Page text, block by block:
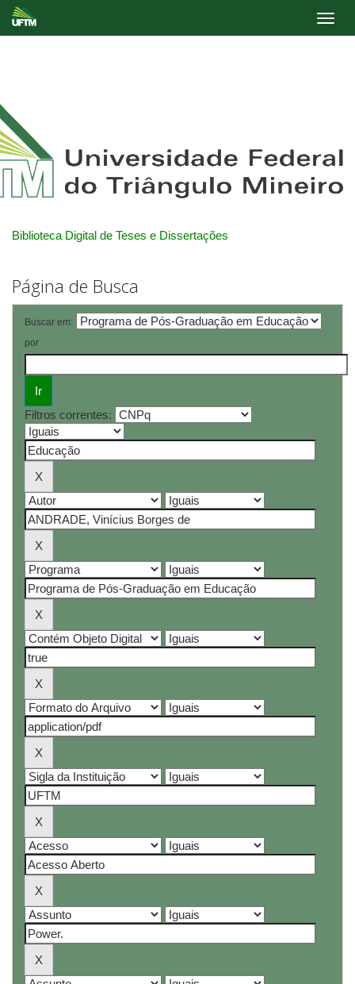
Biblioteca Digital de Teses e Dissertações
Página de Busca
Buscar em:
por
Filtros correntes: